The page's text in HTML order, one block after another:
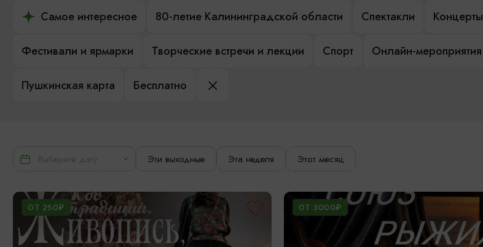
Самое интересное 80-летие Калининградской области Спектакли Концерты
Фестивали и ярмарки Творческие встречи и лекции Спорт Онлайн-мероприятия
Пушкинская карта Бесплатно
Эти выходные Эта неделя Этот месяц
ОТ 250₽ ОТ 3000₽